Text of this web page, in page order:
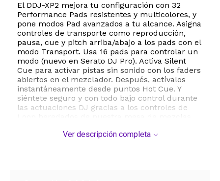
El DDJ-XP2 mejora tu configuración con 32
Performance Pads resistentes y multicolores, y
pone modos Pad avanzados a tu alcance. Asigna
controles de transporte como reproducción,
pausa, cue y pitch arriba/abajo a los pads con el
modo Transport. Usa 16 pads para controlar un
modo (nuevo en Serato DJ Pro). Activa Silent
Cue para activar pistas sin sonido con los faders
abiertos en el mezclador. Después, actívalos
instantáneamente desde puntos Hot Cue. Y
siéntete seguro y con todo bajo control durante
las actuaciones DJ gracias a los controles de
Ver descripción completa